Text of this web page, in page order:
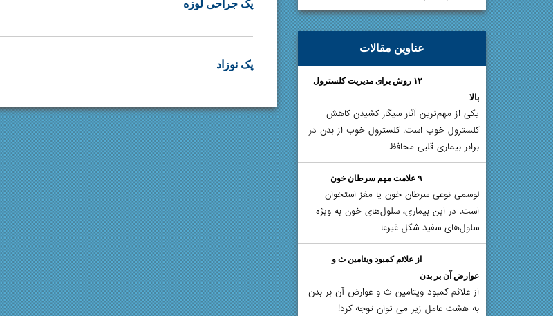
پک جراحی لوزه
پک نوزاد
عناوین مقالات
۱۲ روش برای مدیریت کلسترول
بالا
یکی از مهم‌ترین آثار سیگار کشیدن کاهش
کلسترول خوب است. کلسترول خوب از بدن در
برابر بیماری قلبی محافظ
۹ علامت مهم سرطان خون
لوسمی نوعی سرطان خون یا مغز استخوان
است. در این بیماری، سلول‌های خون به ویژه
سلول‌های سفید شکل غیرعا
از علائم کمبود ویتامین ث و
عوارض آن بر بدن
از علائم کمبود ویتامین ث و عوارض آن بر بدن
به هشت عامل زیر می توان توجه کرد!